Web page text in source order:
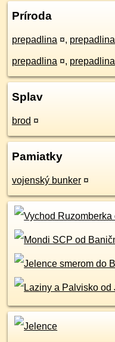
Príroda
prepadlina ¤, prepadlina
prepadlina ¤, prepadlina
Splav
brod ¤
Pamiatky
vojenský bunker ¤